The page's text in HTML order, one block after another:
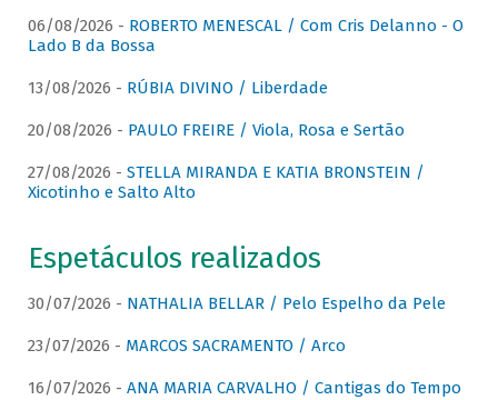
06/08/2026 - ROBERTO MENESCAL / Com Cris Delanno - O
Lado B da Bossa
13/08/2026 - RÚBIA DIVINO / Liberdade
20/08/2026 - PAULO FREIRE / Viola, Rosa e Sertão
27/08/2026 - STELLA MIRANDA E KATIA BRONSTEIN /
Xicotinho e Salto Alto
Espetáculos realizados
30/07/2026 - NATHALIA BELLAR / Pelo Espelho da Pele
23/07/2026 - MARCOS SACRAMENTO / Arco
16/07/2026 - ANA MARIA CARVALHO / Cantigas do Tempo